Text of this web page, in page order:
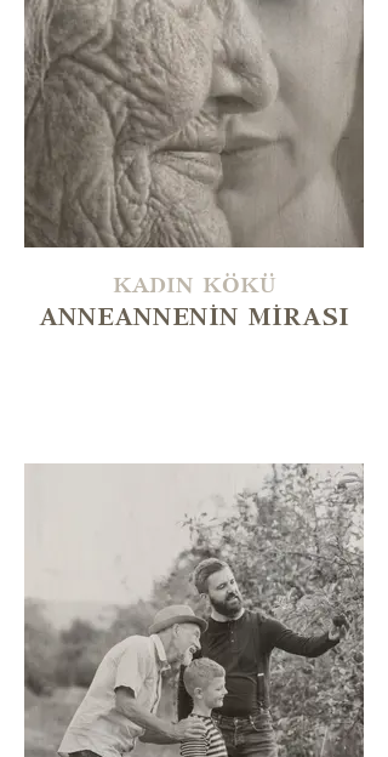
KADIN KÖKÜ
ANNEANNENİN MİRASI